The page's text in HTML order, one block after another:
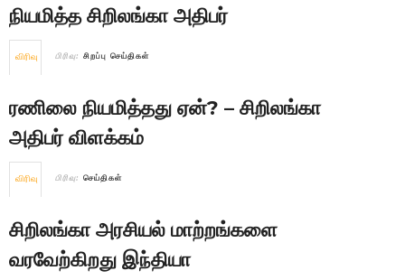
நியமித்த சிறிலங்கா அதிபர்
விரிவு பிரிவு: சிறப்பு செய்திகள்
ரணிலை நியமித்தது ஏன்? – சிறிலங்கா
அதிபர் விளக்கம்
விரிவு பிரிவு: செய்திகள்
சிறிலங்கா அரசியல் மாற்றங்களை
வரவேற்கிறது இந்தியா